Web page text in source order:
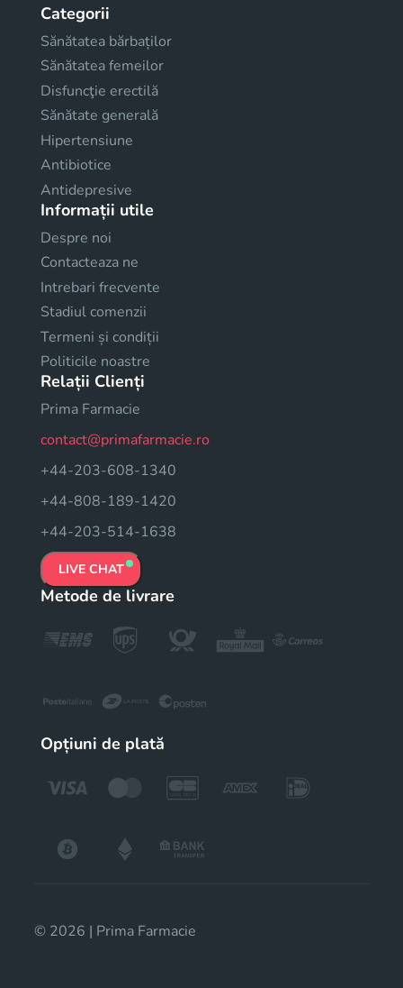
Categorii
Sănătatea bărbaților
Sănătatea femeilor
Disfuncţie erectilă
Sănătate generală
Hipertensiune
Antibiotice
Antidepresive
Informații utile
Despre noi
Contacteaza ne
Intrebari frecvente
Stadiul comenzii
Termeni și condiții
Politicile noastre
Relații Clienți
Prima Farmacie
contact@primafarmacie.ro
+44-203-608-1340
+44-808-189-1420
+44-203-514-1638
LIVE CHAT
Metode de livrare
Opțiuni de plată
© 2026 | Prima Farmacie